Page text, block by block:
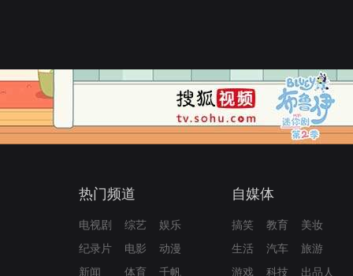
热门频道
电视剧 综艺
娱乐
纪录片
电影
动漫
新闻
体育 千帆
自媒体
搞笑 教育
美妆
生活
汽车
旅游
游戏
科技 出品人